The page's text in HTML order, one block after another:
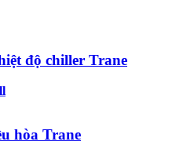
độ chiller Trane
hòa Trane